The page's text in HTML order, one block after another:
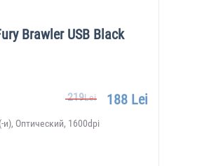
Brawler USB Black
219Lei 188 Lei
Оптический, 1600dpi